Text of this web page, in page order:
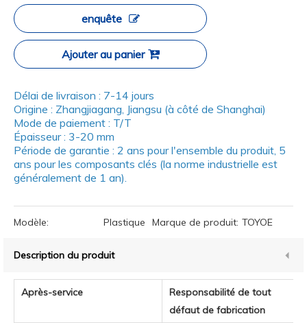
enquête
Ajouter au panier
Délai de livraison : 7-14 jours
Origine : Zhangjiagang, Jiangsu (à côté de Shanghai)
Mode de paiement : T/T
Épaisseur : 3-20 mm
Période de garantie : 2 ans pour l'ensemble du produit, 5
ans pour les composants clés (la norme industrielle est
généralement de 1 an).
Modèle: Plastique Marque de produit: TOYOE
Description du produit
Après-service
Responsabilité de tout
défaut de fabrication